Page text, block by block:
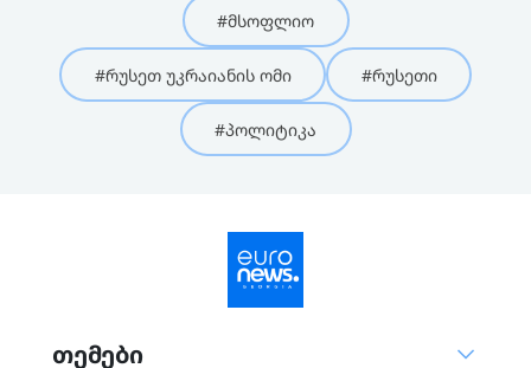
#მსოფლიო
#რუსეთ უკრაიანის ომი #რუსეთი
#პოლიტიკა
თემები